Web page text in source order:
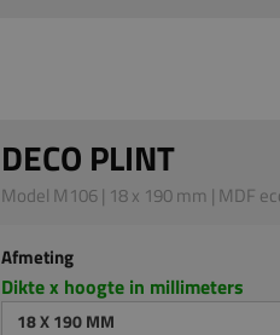
DECO PLINT
Model M106 | 18 x 190 mm | MDF
Afmeting
Dikte x hoogte in millimeters
18 X 190 MM